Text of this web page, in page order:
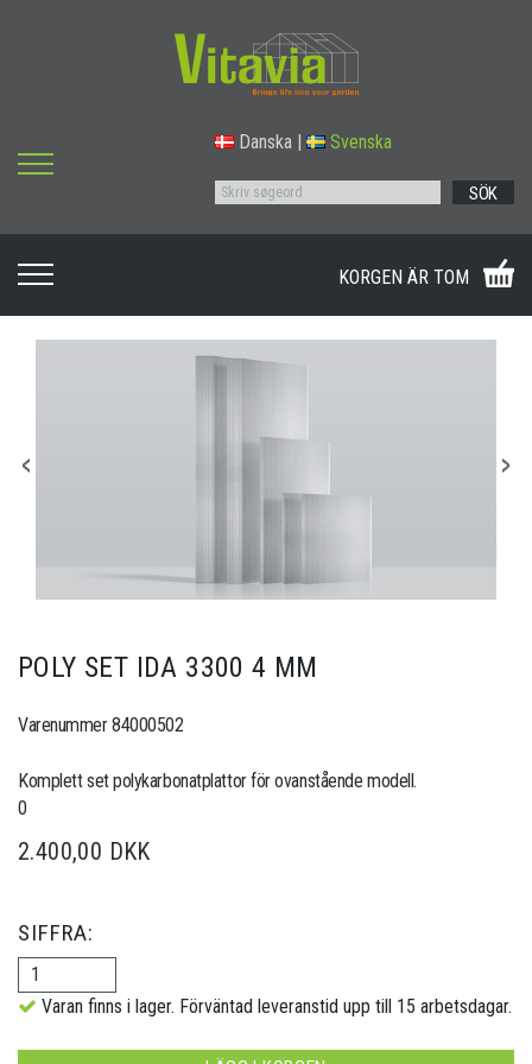
Danska Svenska
SÖK
KORGEN ÄR TOM
POLY SET IDA 3300 4 MM
Varenummer 84000502
Komplett set polykarbonatplattor för ovanstående modell.
0
2.400,00 DKK
SIFFRA:
Varan finns i lager. Förväntad leveranstid upp till 15 arbetsdagar.